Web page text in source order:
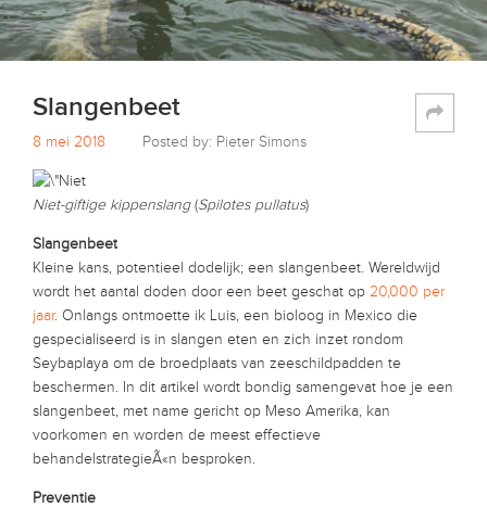
Slangenbeet
8 mei 2018 Posted by: Pieter Simons
Niet-giftige kippenslang (Spilotes pullatus)
Slangenbeet
Kleine kans, potentieel dodelijk; een slangenbeet. Wereldwijd
wordt het aantal doden door een beet geschat op 20,000 per
jaar. Onlangs ontmoette ik Luis, een bioloog in Mexico die
gespecialiseerd is in slangen eten en zich inzet rondom
Seybaplaya om de broedplaats van zeeschildpadden te
beschermen. In dit artikel wordt bondig samengevat hoe je een
slangenbeet, met name gericht op Meso Amerika, kan
voorkomen en worden de meest effectieve
behandelstrategieÃ«n besproken.
Preventie